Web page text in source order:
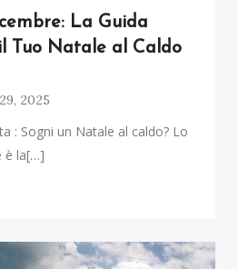
La Guida
Tuo Natale al Caldo
2025
: Sogni un Natale al caldo? Lo
è la[…]